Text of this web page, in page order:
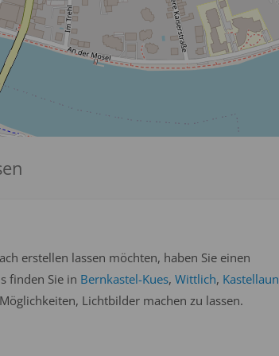
erstellen lassen möchten, haben Sie einen
finden Sie in Bernkastel-Kues, Wittlich, Kastellaun
Lichtbilder machen zu lassen.